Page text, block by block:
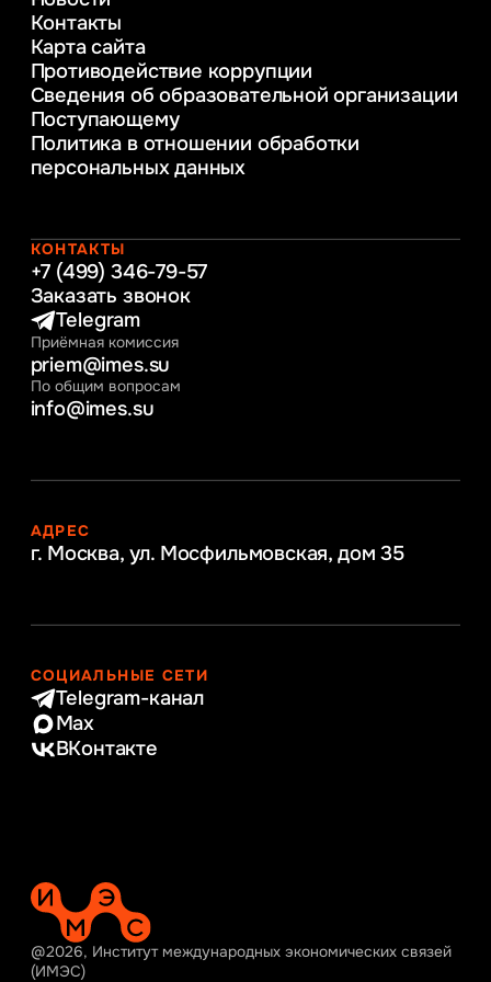
Управление инновационным развитием
предприятия
Уголовное право
Информационные технологии в бизнесе
Информационное и программное
обеспечение бизнес процессов
Управление человеческими ресурсами
Интернет-маркетинг
Контакты
Карта сайта
Противодействие коррупции
Сведения об образовательной организации
Поступающему
Политика в отношении обработки
персональных данных
КОНТАКТЫ
+7 (499) 346-79-57
Заказать звонок
Telegram
Приёмная комиссия
priem@imes.su
По общим вопросам
info@imes.su
АДРЕС
г. Москва, ул. Мосфильмовская, дом 35
СОЦИАЛЬНЫЕ СЕТИ
Telegram-канал
Max
ВКонтакте
@2026, Институт международных экономических связей
(ИМЭС)